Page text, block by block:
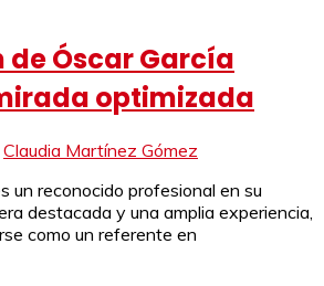
de Óscar García
optimizada
Claudia Martínez Gómez
un reconocido profesional en su
destacada y una amplia experiencia,
como un referente en